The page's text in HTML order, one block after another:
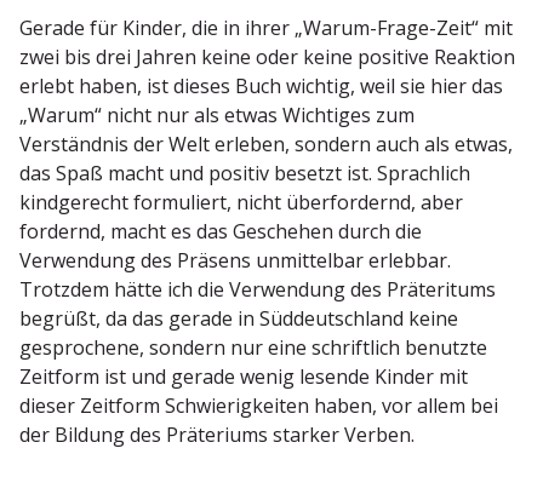
Gerade für Kinder, die in ihrer „Warum-Frage-Zeit“ mit
zwei bis drei Jahren keine oder keine positive Reaktion
erlebt haben, ist dieses Buch wichtig, weil sie hier das
„Warum“ nicht nur als etwas Wichtiges zum
Verständnis der Welt erleben, sondern auch als etwas,
das Spaß macht und positiv besetzt ist. Sprachlich
kindge­recht formu­liert, nicht überfor­dernd, aber
fordernd, macht es das Geschehen durch die
Verwendung des Präsens unmit­telbar erlebbar.
Trotzdem hätte ich die Verwendung des Präter­itums
begrüßt, da das gerade in Süddeutschland keine
gespro­chene, sondern nur eine schriftlich benutzte
Zeitform ist und gerade wenig lesende Kinder mit
dieser Zeitform Schwie­rig­keiten haben, vor allem bei
der Bildung des Präte­riums starker Verben.